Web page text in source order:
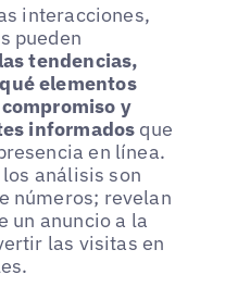
interacciones,
pueden
tendencias,
elementos
y
informados que
en línea.
análisis son
números; revelan
un anuncio a la
las visitas en